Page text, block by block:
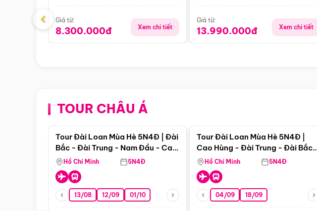
Giá từ:
8.300.000đ Xem chi tiết
Giá từ:
13.990.000đ Xem chi tiết
‹
TOUR CHÂU ÁĐiểm nổi bật
Tour Đài Loan Mùa Hè 5N4Đ | Đài
Bắc - Đài Trung - Nam Đầu - Cao
Hùng ( Bay Vn)
Hồ Chí Minh 5N4Đ
13/08 12/09 01/10
Tour Đài Loan Mùa Hè 5N4Đ |
Cao Hùng - Đài Trung - Đài Bắc
(Bay Vj)
Hồ Chí Minh 5N4Đ
04/09 18/09